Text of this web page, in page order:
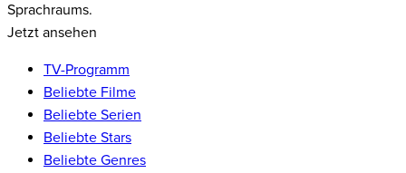
Sprachraums.
Jetzt ansehen
TV-Programm
Beliebte Filme
Beliebte Serien
Beliebte Stars
Beliebte Genres